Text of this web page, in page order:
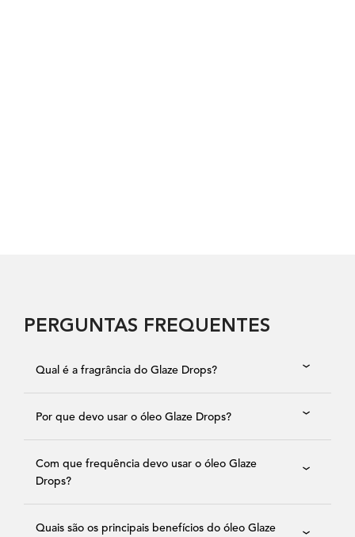
PERGUNTAS FREQUENTES
Qual é a fragrância do Glaze Drops?
Por que devo usar o óleo Glaze Drops?
Com que frequência devo usar o óleo Glaze
Drops?
Quais são os principais benefícios do óleo Glaze